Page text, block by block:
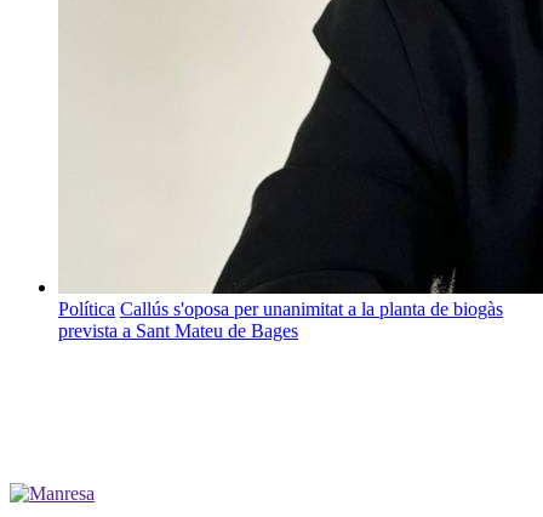
Política Callús s'oposa per unanimitat a la planta de biogàs
prevista a Sant Mateu de Bages